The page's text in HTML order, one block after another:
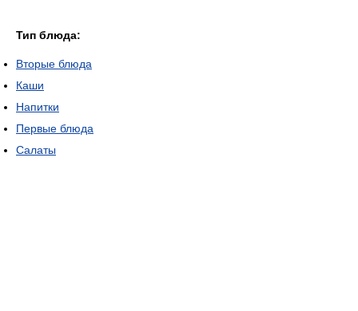
Тип блюда:
Вторые блюда
Каши
Напитки
Первые блюда
Салаты